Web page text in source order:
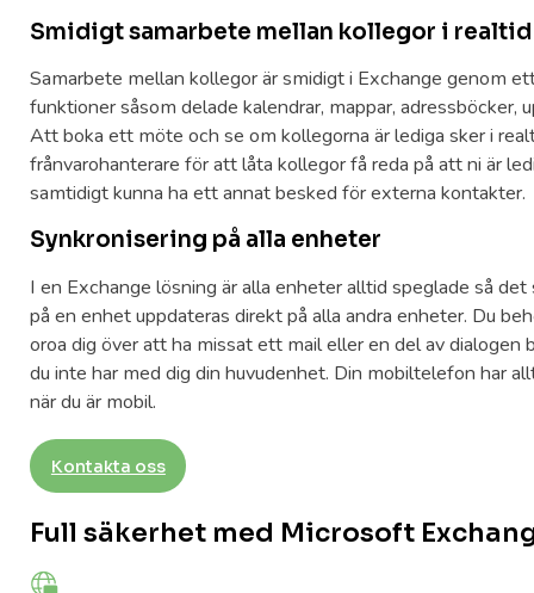
Smidigt samarbete mellan kollegor i realtid
Samarbete mellan kollegor är smidigt i Exchange genom
funktioner såsom delade kalendrar, mappar, adressböcker,
Att boka ett möte och se om kollegorna är lediga sker i
frånvarohanterare för att låta kollegor få reda på att ni är
samtidigt kunna ha ett annat besked för externa kontakter.
Synkronisering på alla enheter
I en Exchange lösning är alla enheter alltid speglade så det
på en enhet uppdateras direkt på alla andra enheter. Du
oroa dig över att ha missat ett mail eller en del av dialogen
du inte har med dig din huvudenhet. Din mobiltelefon har
när du är mobil.
Kontakta oss
Full säkerhet med Microsoft